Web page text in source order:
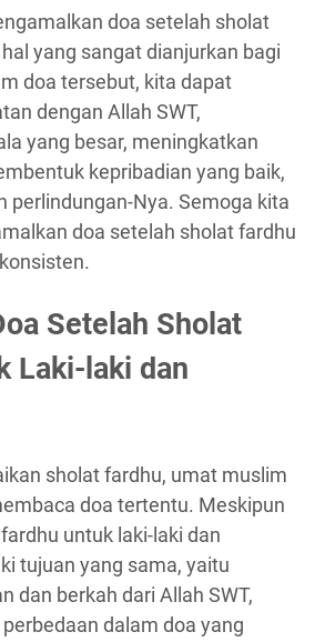
doa setelah sholat
yang sangat dianjurkan bagi
doa tersebut, kita dapat
dengan Allah SWT,
yang besar, meningkatkan
kepribadian yang baik,
perlindungan-Nya. Semoga kita
doa setelah sholat fardhu
Setelah Sholat
Laki-laki dan
sholat fardhu, umat muslim
doa tertentu. Meskipun
untuk laki-laki dan
tujuan yang sama, yaitu
dan berkah dari Allah SWT,
dalam doa yang